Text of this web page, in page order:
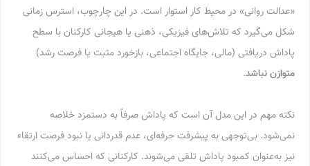
«عدالت روانی» در محیط کار استوار است. در این چارچوب، استرس زمانی
شکل می‌گیرد که تلاش‌های فیزیکی، ذهنی یا هیجانی کارکنان با سطح
پاداش دریافتی (مالی، جایگاه اجتماعی، بازخورد مثبت یا فرصت رشد)
متوازن نباشد.
نکته مهم در این مدل آن است که پاداش صرفاً به دستمزد خلاصه
نمی‌شود. بی‌توجهی به پیشرفت حرفه‌ای، عدم قدردانی یا نبود فرصت ارتقاء
نیز به‌عنوان کمبود پاداش تلقی می‌شوند. کارکنانی که احساس می‌کنند